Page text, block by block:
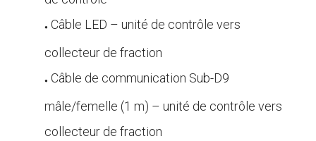
● Câble LED – unité de contrôle vers
collecteur de fraction
● Câble de communication Sub-D9
mâle/femelle (1 m) – unité de contrôle vers
collecteur de fraction